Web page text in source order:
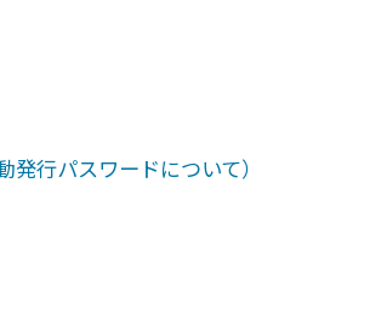
行パスワードについて）